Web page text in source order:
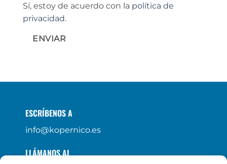
Sí, estoy de acuerdo con la política de
privacidad.
ENVIAR
ESCRÍBENOS A
info@kopernico.es
LLÁMANOS AL